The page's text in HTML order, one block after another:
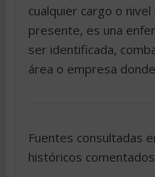
cualquier cargo o
presente, es una
ser identificada,
área o empresa
Fuentes consultadas
históricos